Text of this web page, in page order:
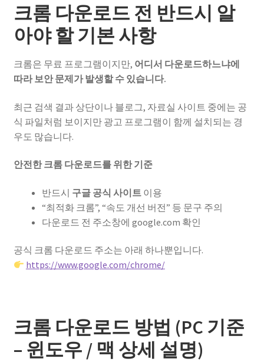
크롬 다운로드 전 반드시 알
아야 할 기본 사항
크롬은 무료 프로그램이지만, 어디서 다운로드하느냐에
따라 보안 문제가 발생할 수 있습니다.
최근 검색 결과 상단이나 블로그, 자료실 사이트 중에는 공
식 파일처럼 보이지만 광고 프로그램이 함께 설치되는 경
우도 많습니다.
안전한 크롬 다운로드를 위한 기준
반드시 구글 공식 사이트이용
“최적화 크롬”, “속도 개선 버전” 등 문구 주의
다운로드 전 주소창에 google.com 확인
공식 크롬 다운로드 주소는 아래 하나뿐입니다.
https://www.google.com/chrome/
크롬 다운로드 방법 (PC 기준
– 윈도우 / 맥 상세 설명)